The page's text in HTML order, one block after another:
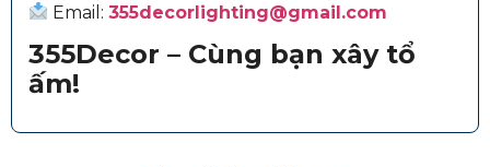
Email:355decorlighting@gmail.com
355Decor – Cùng bạn xây tổ
ấm!